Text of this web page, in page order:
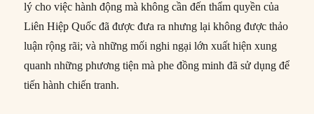
lý cho việc hành động mà không cần đến thẩm quyền của
Liên Hiệp Quốc đã được đưa ra nhưng lại không được thảo
luận rộng rãi; và những mối nghi ngại lớn xuất hiện xung
quanh những phương tiện mà phe đồng minh đã sử dụng để
tiến hành chiến tranh.